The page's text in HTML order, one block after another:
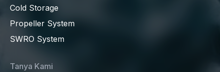
Cold Storage
Propeller System
SWRO System
Tanya Kami